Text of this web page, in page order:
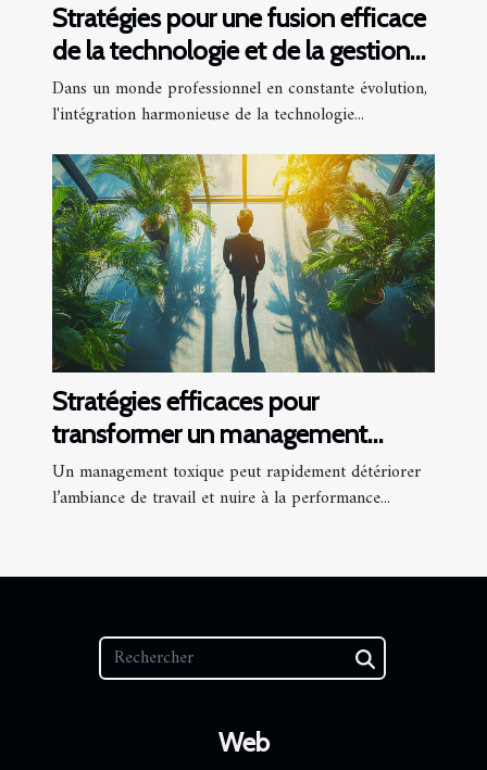
Stratégies pour une fusion efficace
de la technologie et de la gestion
des ressources humaines
Dans un monde professionnel en constante évolution,
l'intégration harmonieuse de la technologie...
Stratégies efficaces pour
transformer un management
toxique en leadership positif
Un management toxique peut rapidement détériorer
l’ambiance de travail et nuire à la performance...
Web